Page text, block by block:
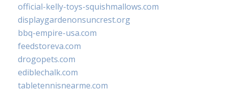
official-kelly-toys-squishmallows.com
displaygardenonsuncrest.org
bbq-empire-usa.com
feedstoreva.com
drogopets.com
ediblechalk.com
tabletennisnearme.com